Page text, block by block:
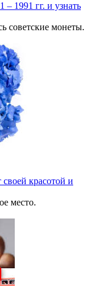
1991 гг. и узнать
советские монеты.
своей красотой и
место.